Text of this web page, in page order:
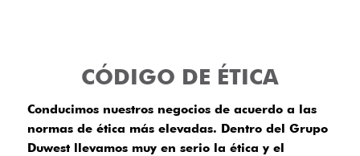
CÓDIGO DE ÉTICA
Conducimos nuestros negocios de acuerdo a las
normas de ética más elevadas. Dentro del Grupo
Duwest llevamos muy en serio la ética y el